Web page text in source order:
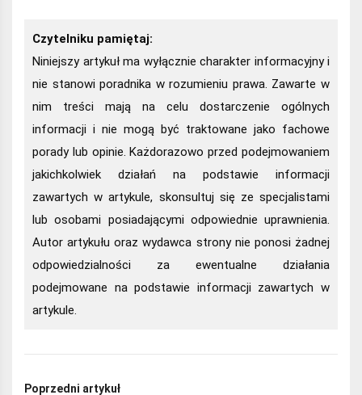
Czytelniku pamiętaj:
Niniejszy artykuł ma wyłącznie charakter informacyjny i
nie stanowi poradnika w rozumieniu prawa. Zawarte w
nim treści mają na celu dostarczenie ogólnych
informacji i nie mogą być traktowane jako fachowe
porady lub opinie. Każdorazowo przed podejmowaniem
jakichkolwiek działań na podstawie informacji
zawartych w artykule, skonsultuj się ze specjalistami
lub osobami posiadającymi odpowiednie uprawnienia.
Autor artykułu oraz wydawca strony nie ponosi żadnej
odpowiedzialności za ewentualne działania
podejmowane na podstawie informacji zawartych w
artykule.
Poprzedni artykuł